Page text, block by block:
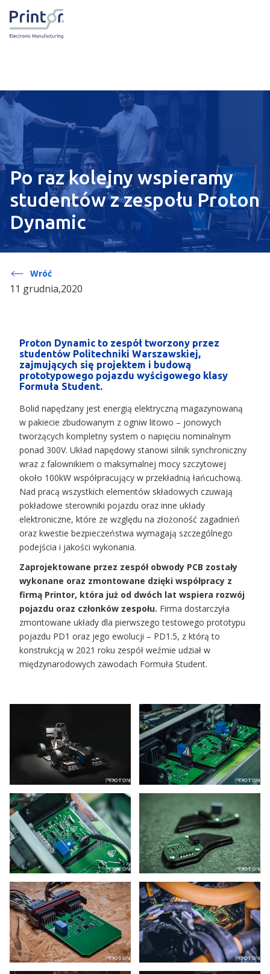
Po raz kolejny wspieramy
studentów z zespołu Proton
Dynamic
Wróć
11 grudnia,2020
Proton Dynamic to zespół tworzony przez
studentów Politechniki Warszawskiej,
zajmujących się projektem i budową
prototypowego pojazdu wyścigowego klasy
Formuła Student.
Bolid napędzany jest energią elektryczną magazynowaną
w pakiecie zbudowanym z ogniw litowo – jonowych
tworzących kompletny system o napięciu nominalnym
ponad 300V. Układ napędowy stanowi silnik synchroniczny
wraz z falownikiem o maksymalnej mocy szczytowej
około 100kW współpracujący w przekładnią łańcuchową.
Nad pracą wszystkich elementów składowych czuwają
pokładowe sterowniki pojazdu oraz inne układy
elektroniczne, które ze względu na złożoność zagadnień
oraz kwestie bezpieczeństwa wymagają szczególnego
podejścia i jakości wykonania.
Zaprojektowane przez zespół obwody PCB zostały
wykonane oraz zmontowane dzięki współpracy z
firmą Printor, która już od dwóch lat wspiera rozwój
pojazdu oraz członków zespołu. Firma dostarczyła
zmontowane układy dla pierwszego testowego prototypu
pojazdu PD1 oraz jego ewolucji – PD1.5, z którą to
konstrukcją w 2021 roku zespół weźmie udział w
międzynarodowych zawodach Formuła Student.